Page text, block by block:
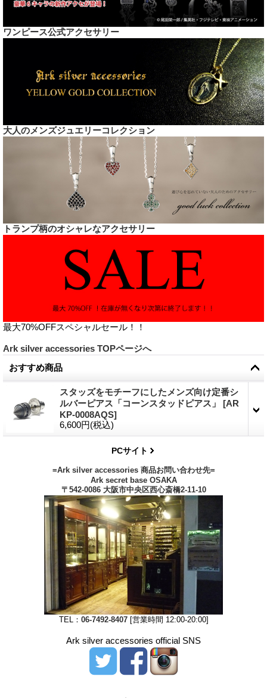
ワンピース公式アクセサリー
大人のメンズジュエリーコレクション
トランプ柄のオシャレなアクセサリー
最大70%OFFスペシャルセール！！
Ark silver accessories TOPページへ
おすすめ商品
スタッズをモチーフにしたメンズ向け定番シ
ルバーピアス「コーンスタッドピアス」 [AR
KP-0008AQS]
6,600円(税込)
PCサイト
=Ark silver accessories 商品お問い合わせ先=
Ark secret base OSAKA
〒542-0086 大阪市中央区西心斎橋2-11-10
TEL： 06-7492-8407[営業時間 12:00-20:00]
Ark silver accessories official SNS